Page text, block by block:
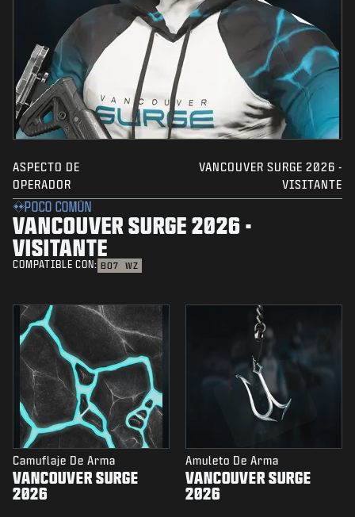
ASPECTO DE
OPERADOR
VANCOUVER SURGE 2026 -
VISITANTE
POCO COMÚN
VANCOUVER SURGE 2026 -
VISITANTE
COMPATIBLE CON: BO7 WZ
Camuflaje De Arma
VANCOUVER SURGE
2026
Amuleto De Arma
VANCOUVER SURGE
2026